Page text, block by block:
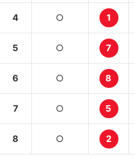
4 ○ 1
5 ○ 7
6 ○ 8
7 ○ 5
8 ○ 2